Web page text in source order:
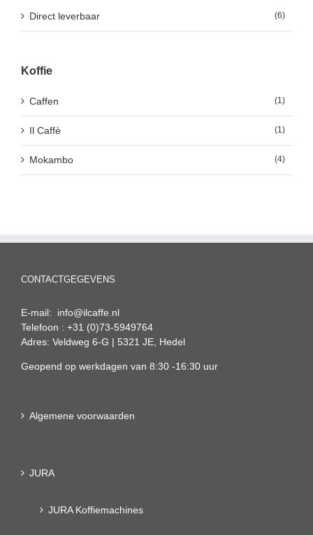
Direct leverbaar (6)
Koffie
Caffen (1)
Il Caffè (1)
Mokambo (4)
CONTACTGEGEVENS
E-mail: info@ilcaffe.nl
Telefoon : +31 (0)73-5949764
Adres: Veldweg 6-G | 5321 JE, Hedel
Geopend op werkdagen van 8:30 -16:30 uur
Algemene voorwaarden
JURA
JURA Koffiemachines